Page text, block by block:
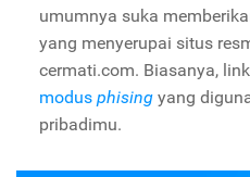
umumnya suka
yang menyerupai situs
cermati.com. Biasanya,
modus phising yang
pribadimu.